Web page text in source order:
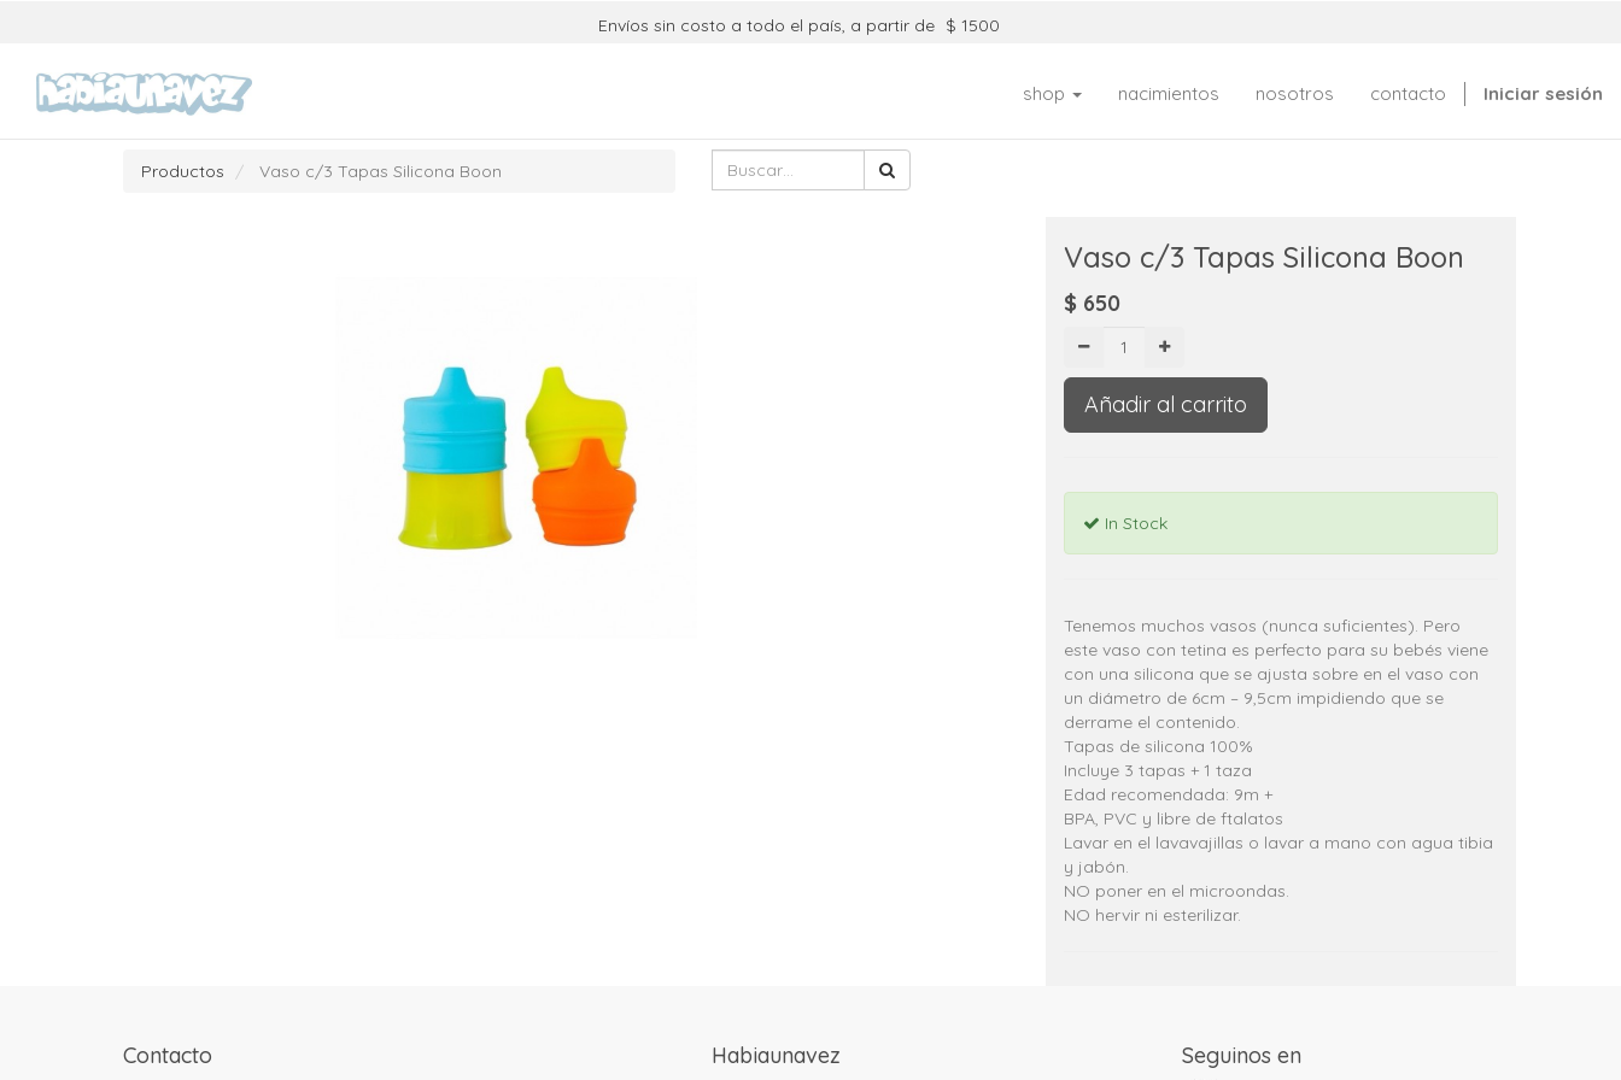
Envíos sin costo a todo el país, a partir de $ 1500
shop nacimientos nosotros contacto Iniciar sesión
Productos Vaso c/3 Tapas Silicona Boon
Vaso c/3 Tapas Silicona Boon
$ 650
Añadir al carrito
In Stock
Tenemos muchos vasos (nunca suficientes). Pero
este vaso con tetina es perfecto para su bebés viene
con una silicona que se ajusta sobre en el vaso con
un diámetro de 6cm – 9,5cm impidiendo que se
derrame el contenido.
Tapas de silicona 100%
Incluye 3 tapas + 1 taza
Edad recomendada: 9m +
BPA, PVC y libre de ftalatos
Lavar en el lavavajillas o lavar a mano con agua tibia
y jabón.
NO poner en el microondas.
NO hervir ni esterilizar.
Contacto Habiaunavez Seguinos en